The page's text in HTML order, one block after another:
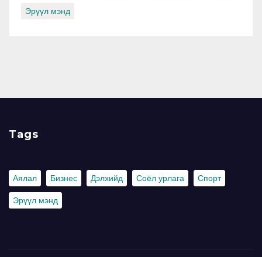
Эрүүл мэнд
Tags
Аялал Бизнес Дэлхийд Соёл урлага Спорт
Эрүүл мэнд